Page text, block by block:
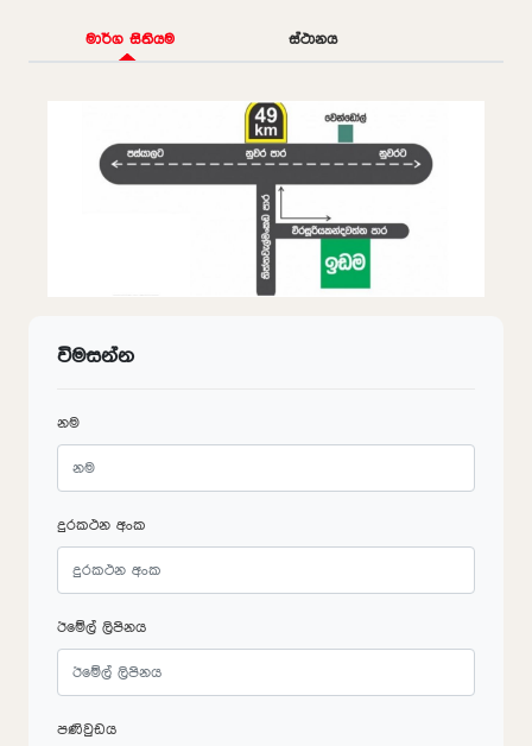
මාර්ග සිතියම ස්ථානය
විමසන්න
නම
දුරකථන අංක
ඊමේල් ලිපිනය
පණිවුඩය